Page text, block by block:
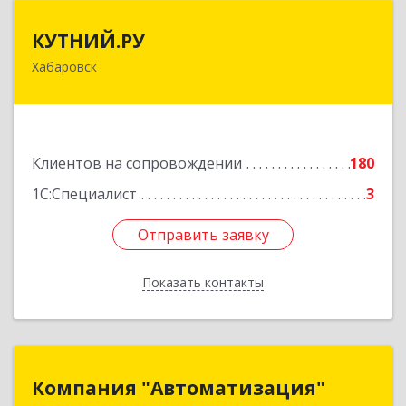
КУТНИЙ.РУ
Хабаровск
Клиентов на сопровождении
180
1С:Специалист
3
Отправить заявку
Показать контакты
680007, Хабаровский край, Хабаровск г,
Отправить заявку
Назад
Компания "Автоматизация"